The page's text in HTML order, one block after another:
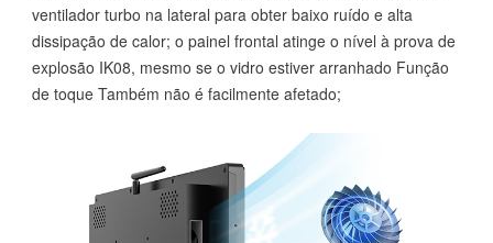
ventilador turbo na lateral para obter baixo ruído e alta
dissipação de calor; o painel frontal atinge o nível à prova de
explosão IK08, mesmo se o vidro estiver arranhado Função
de toque Também não é facilmente afetado;